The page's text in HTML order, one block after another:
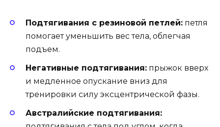
Подтягивания с резиновой петлей: петля
помогает уменьшить вес тела, облегчая
подъем.
Негативные подтягивания: прыжок вверх
и медленное опускание вниз для
тренировки силу эксцентрической фазы.
Австралийские подтягивания: